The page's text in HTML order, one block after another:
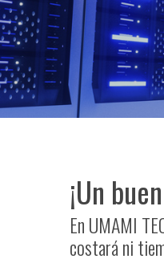
¡Un
En UMAMI
costará ni